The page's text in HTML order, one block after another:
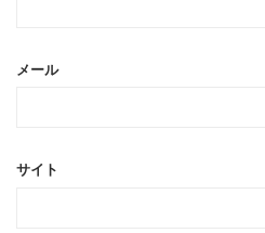
メール
サイト